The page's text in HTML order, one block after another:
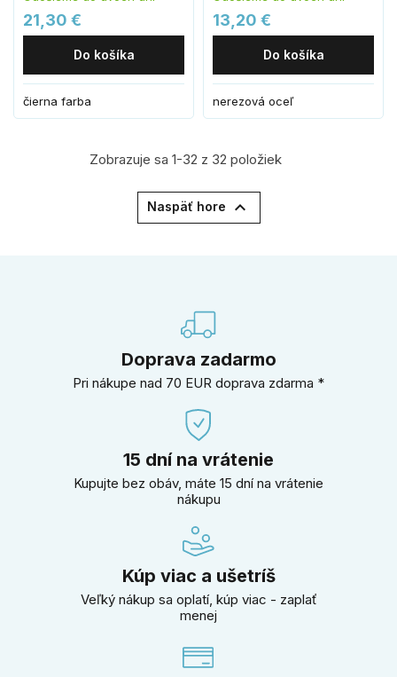
21,30 €
Do košíka
čierna farba
13,20 €
Do košíka
nerezová oceľ
Zobrazuje sa 1-32 z 32 položiek
Naspäť hore 
Doprava zadarmo
Pri nákupe nad 70 EUR doprava zdarma *
15 dní na vrátenie
Kupujte bez obáv, máte 15 dní na vrátenie
nákupu
Kúp viac a ušetríš
Veľký nákup sa oplatí, kúp viac - zaplať
menej